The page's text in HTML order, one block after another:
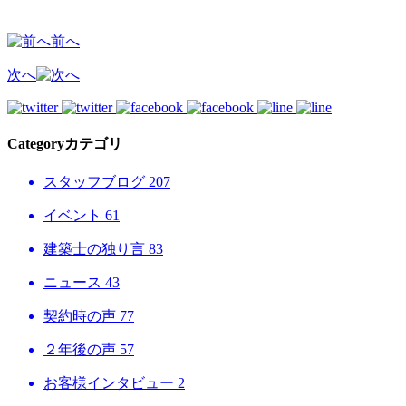
前へ
次へ
Categoryカテゴリ
スタッフブログ 207
イベント 61
建築士の独り言 83
ニュース 43
契約時の声 77
２年後の声 57
お客様インタビュー 2